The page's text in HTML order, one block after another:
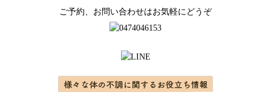
ご予約、お問い合わせはお気軽にどうぞ